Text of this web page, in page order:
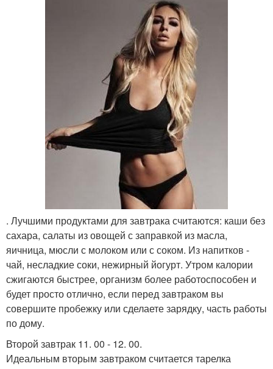
. Лучшими продуктами для завтрака считаются: каши без
сахара, салаты из овощей с заправкой из масла,
яичница, мюсли с молоком или с соком. Из напитков -
чай, несладкие соки, нежирный йогурт. Утром калории
сжигаются быстрее, организм более работоспособен и
будет просто отлично, если перед завтраком вы
совершите пробежку или сделаете зарядку, часть работы
по дому.
Второй завтрак 11. 00 - 12. 00.
Идеальным вторым завтраком считается тарелка